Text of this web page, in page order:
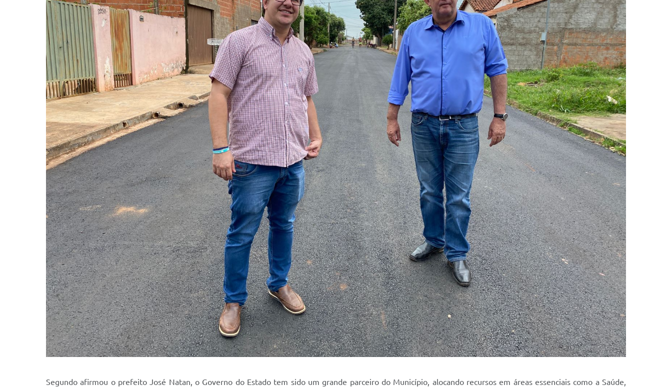
Segundo afirmou o prefeito José Natan, o Governo do Estado tem sido um grande parceiro do Município, alocando recursos em áreas essenciais como a Saúde,